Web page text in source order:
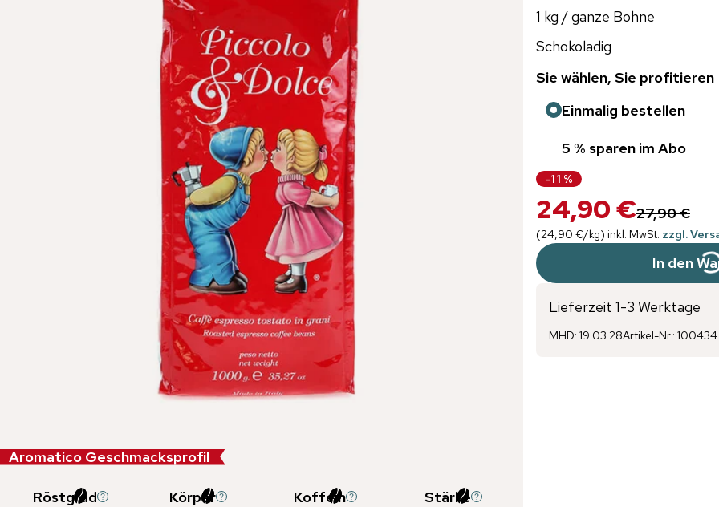
Aromatico Geschmacksprofil
Röstgrad Körper Koffein Stärke
1 kg / ganze Bohne
Schokoladig
Sie wählen, Sie profitieren
Einmalig bestellen
5 % sparen im Abo
-11 %
24,90 €27,90 €
(24,90 €/kg) inkl. MwSt. zzgl.
In den
Lieferzeit 1-3 Werktage
MHD: 19.03.28Artikel-Nr.: 100434